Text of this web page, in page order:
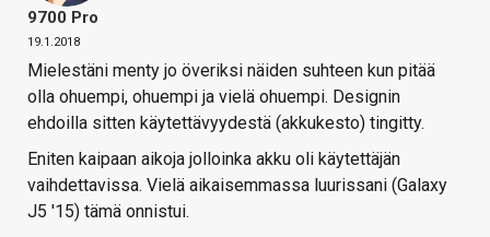
9700 Pro
19.1.2018
Mielestäni menty jo överiksi näiden suhteen kun pitää
olla ohuempi, ohuempi ja vielä ohuempi. Designin
ehdoilla sitten käytettävyydestä (akkukesto) tingitty.
Eniten kaipaan aikoja jolloinka akku oli käytettäjän
vaihdettavissa. Vielä aikaisemmassa luurissani (Galaxy
J5 '15) tämä onnistui.